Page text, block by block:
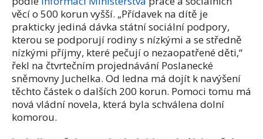
věcí o 500 korun vyšší. „Přídavek na dítě je
prakticky jediná dávka státní sociální podpory,
kterou se podporují rodiny s nízkými a se středně
nízkými příjmy, které pečují o nezaopatřené děti,“
řekl na čtvrtečním projednávání Poslanecké
sněmovny Juchelka. Od ledna má dojít k navýšení
těchto částek o dalších 200 korun. Pomoci tomu má
nová vládní novela, která byla schválena dolní
komorou.